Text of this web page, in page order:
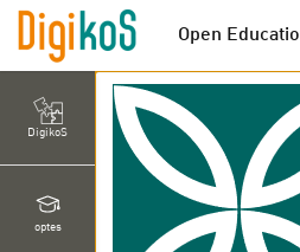
Open
DigikoS
optes